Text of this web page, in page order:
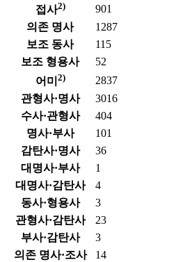
접사2) 901
의존 명사
1287
보조 동사
115
보조 형용사
52
어미 2) 2837
관형사·명사
3016
수사·관형사
404
명사·부사
101
감탄사·명사
36
대명사·부사
1
대명사·감탄사
4
동사·형용사
3
관형사·감탄사
23
부사·감탄사
3
의존 명사·조사
14